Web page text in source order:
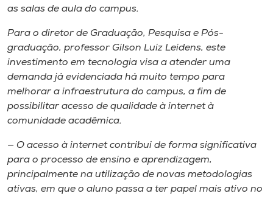
as salas de aula do campus.
Para o diretor de Graduação, Pesquisa e Pós-
graduação, professor Gilson Luiz Leidens, este
investimento em tecnologia visa a atender uma
demanda já evidenciada há muito tempo para
melhorar a infraestrutura do campus, a fim de
possibilitar acesso de qualidade à internet à
comunidade acadêmica.
— O acesso à internet contribui de forma significativa
para o processo de ensino e aprendizagem,
principalmente na utilização de novas metodologias
ativas, em que o aluno passa a ter papel mais ativo no